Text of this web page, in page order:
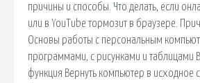
причины и способы. Что делать, если
или в YouTube тормозит в браузере.
Основы работы с персональным
программами, с рисунками и таблицами
функция Вернуть компьютер в исходное